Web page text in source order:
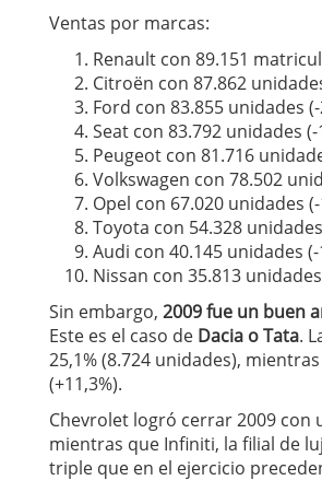
Ventas por marcas:
Renault con 89.151
Citroën con 87.862
Ford con 83.855 unidades (-
Seat con 83.792 unidades (-
Peugeot con 81.716
Volkswagen con 78.502
Opel con 67.020 unidades (-
Toyota con 54.328
Audi con 40.145 unidades (-
Nissan con 35.813
Sin embargo, 2009 fue un buen
Este es el caso de Dacia o Tata.
25,1% (8.724 unidades),
(+11,3%).
Chevrolet logró cerrar 2009 con
mientras que Infiniti, la filial de
triple que en el ejercicio